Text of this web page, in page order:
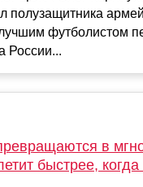
полузащитника
футболистом
России...
в
быстрее,